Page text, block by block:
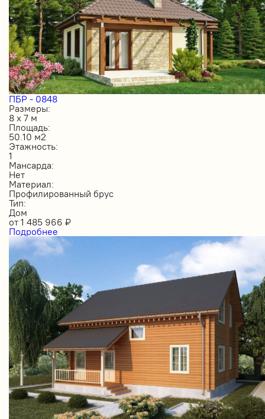
ПБР - 0848
Размеры:
8 х 7 м
Площадь:
50.10 м2
Этажность:
1
Мансарда:
Нет
Материал:
Профилированный брус
Тип:
Дом
от 1 485 966 ₽
Подробнее